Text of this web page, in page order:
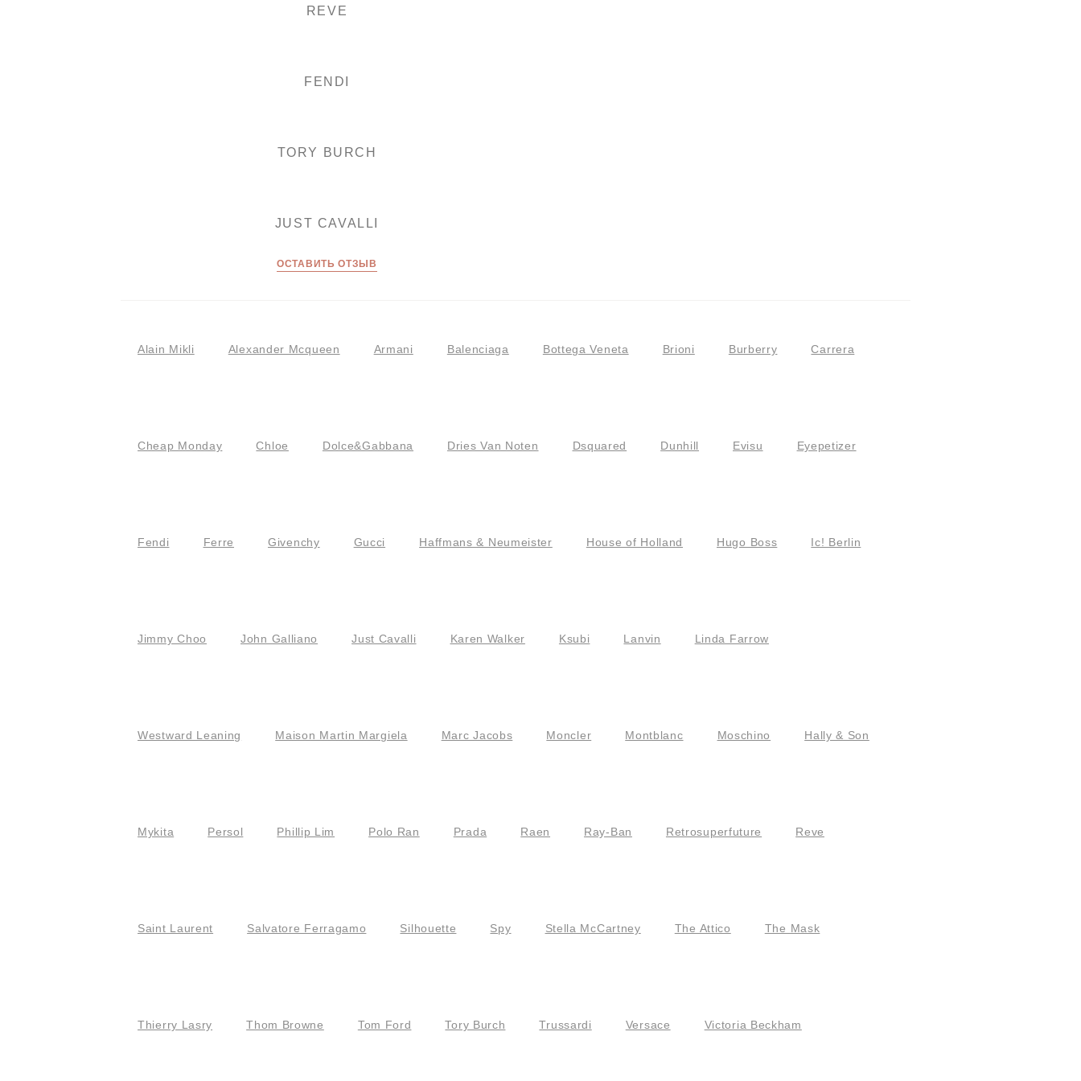
REVE
FENDI
TORY BURCH
JUST CAVALLI
ОСТАВИТЬ ОТЗЫВ
Alain Mikli Alexander Mcqueen Armani Balenciaga Bottega Veneta Brioni Burberry Carrera
Cheap Monday Chloe Dolce&Gabbana Dries Van Noten Dsquared Dunhill Evisu Eyepetizer
Fendi Ferre Givenchy Gucci Haffmans & Neumeister House of Holland Hugo Boss Ic! Berlin
Jimmy Choo John Galliano Just Cavalli Karen Walker Ksubi Lanvin Linda Farrow
Westward Leaning Maison Martin Margiela Marc Jacobs Moncler Montblanc Moschino Hally & Son
Mykita Persol Phillip Lim Polo Ran Prada Raen Ray-Ban Retrosuperfuture Reve
Saint Laurent Salvatore Ferragamo Silhouette Spy Stella McCartney The Attico The Mask
Thierry Lasry Thom Browne Tom Ford Tory Burch Trussardi Versace Victoria Beckham